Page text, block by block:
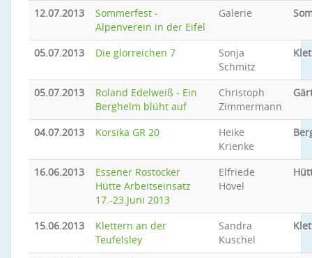
12.07.2013
Sommerfest -
Alpenverein in der Eifel
Galerie
05.07.2013 Die glorreichen 7
Sonja
Schmitz
05.07.2013
Roland Edelweiß - Ein
Berghelm blüht auf
Christoph
Zimmermann
04.07.2013 Korsika GR 20
Heike
Krienke
16.06.2013
Essener Rostocker
Hütte Arbeitseinsatz
17.-23.Juni 2013
Elfriede
Hövel
15.06.2013
Klettern an der
Teufelsley
Sandra
Kuschel